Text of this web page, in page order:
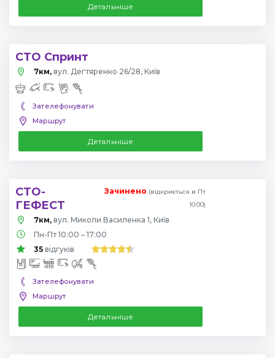
Детальніше
СТО Спринт
7км, вул. Дегтяренко 26/28, Київ
Зателефонувати
Маршрут
Детальніше
СТО-
ГЕФЕСТ
Зачинено (відкриється в Пт
10:00)
7км, вул. Миколи Василенка 1, Київ
Пн-Пт 10:00 – 17:00
35 відгуків
Зателефонувати
Маршрут
Детальніше